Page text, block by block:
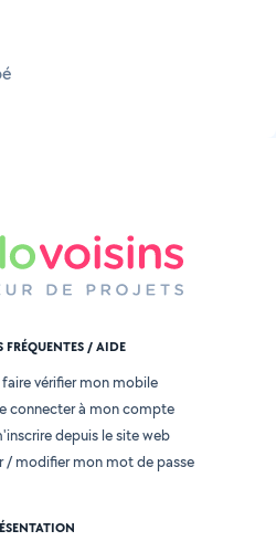
FRÉQUENTES / AIDE
faire vérifier mon mobile
connecter à mon compte
depuis le site web
/ modifier mon mot de passe